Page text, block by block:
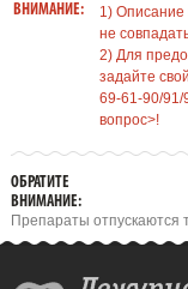
ВНИМАНИЕ:
1) Описание
не
2) Для
задайте
69-61-90/91/
вопрос>!
ОБРАТИТЕ
ВНИМАНИЕ:
Препараты отпускаются